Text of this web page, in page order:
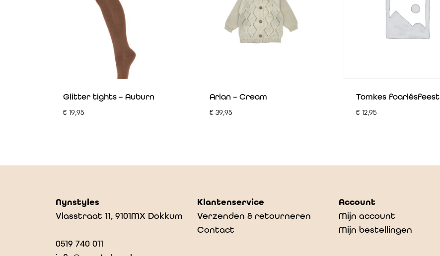
Glitter tights – Auburn
€ 19,95
Arian – Cream
€ 39,95
Tomkes foarlêsfeest
€ 12,95
Nynstyles
Vlasstraat 11, 9101MX Dokkum
0519 740 011
Klantenservice
Verzenden & retourneren
Contact
Account
Mijn account
Mijn bestellingen